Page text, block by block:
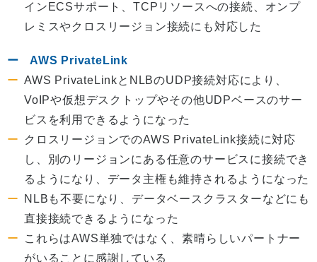
インECSサポート、TCPリソースへの接続、オンプ
レミスやクロスリージョン接続にも対応した
AWS PrivateLink
AWS PrivateLinkとNLBのUDP接続対応により、
VoIPや仮想デスクトップやその他UDPベースのサー
ビスを利用できるようになった
クロスリージョンでのAWS PrivateLink接続に対応
し、別のリージョンにある任意のサービスに接続でき
るようになり、データ主権も維持されるようになった
NLBも不要になり、データベースクラスターなどにも
直接接続できるようになった
これらはAWS単独ではなく、素晴らしいパートナー
がいることに感謝している